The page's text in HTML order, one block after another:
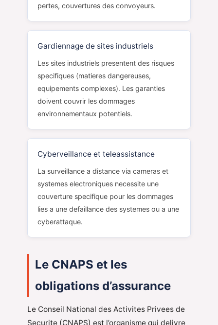
pertes, couvertures des convoyeurs.
Gardiennage de sites industriels
Les sites industriels presentent des risques
specifiques (matieres dangereuses,
equipements complexes). Les garanties
doivent couvrir les dommages
environnementaux potentiels.
Cyberveillance et teleassistance
La surveillance a distance via cameras et
systemes electroniques necessite une
couverture specifique pour les dommages
lies a une defaillance des systemes ou a une
cyberattaque.
Le CNAPS et les
obligations d’assurance
Le Conseil National des Activites Privees de
Securite (CNAPS) est l’organisme qui delivre